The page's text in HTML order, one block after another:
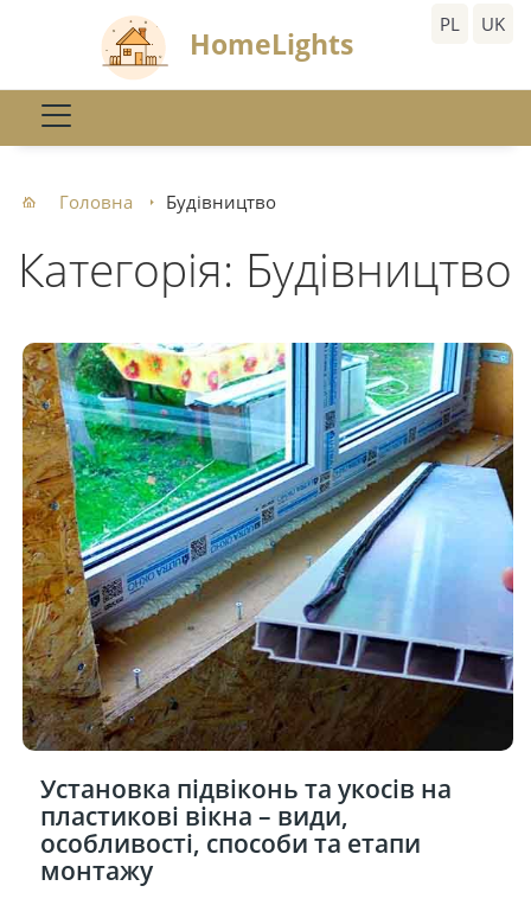
HomeLights
PL UK
Головна Будівництво
Категорія: Будівництво
Установка підвіконь та укосів на
пластикові вікна – види,
особливості, способи та етапи
монтажу